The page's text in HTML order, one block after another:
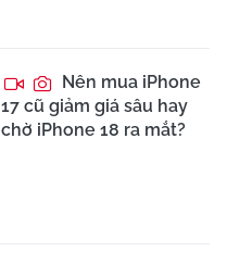
Nên mua iPhone
17 cũ giảm giá sâu hay
chờ iPhone 18 ra mắt?